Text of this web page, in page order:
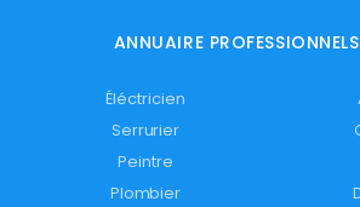
ANNUAIRE
Éléctricien
Serrurier
Peintre
Plombier